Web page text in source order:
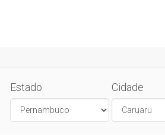
Estado Cidade